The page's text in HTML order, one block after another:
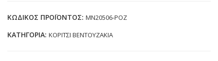
ΡΟΖ
34)
ΚΩΔΙΚΌΣ ΠΡΟΪΌΝΤΟΣ: MN20506-ΡΟΖ
ΚΑΤΗΓΟΡΊΑ: ΚΟΡΙΤΣΙ ΒΕΝΤΟΥΖΑΚΙΑ